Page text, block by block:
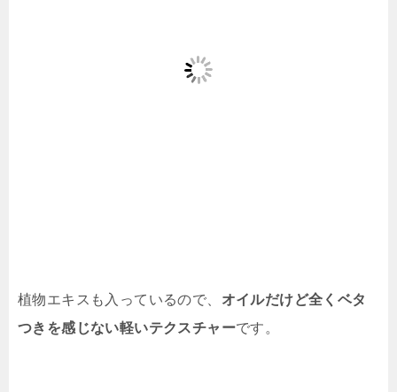
植物エキスも入っているので、 オイルだけど全くベタ
つきを感じない軽いテクスチャーです。